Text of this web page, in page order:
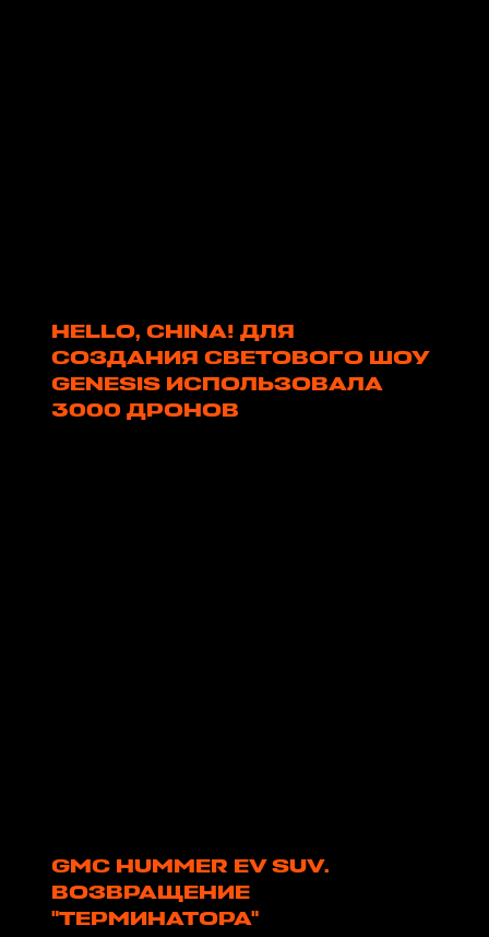
HELLO, CHINA! ДЛЯ
СОЗДАНИЯ СВЕТОВОГО ШОУ
GENESIS ИСПОЛЬЗОВАЛА
3000 ДРОНОВ
GMC HUMMER EV SUV.
ВОЗВРАЩЕНИЕ
"ТЕРМИНАТОРА"